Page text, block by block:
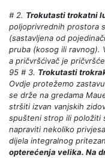
# 2. Trokutasti trokatni
poljoprivrednih prostora
(sastavljena od
pruba (kosog ili ravnog).
a pričvršćivač je
95 # 3. Trokutasti
Ovdje protežemo
se drže na gredama
stršiti izvan vanjskih
spušteni strop ili položiti
napraviti nekoliko
dijela integralnog
opterećenja velika. Na